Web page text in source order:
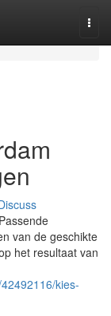
van de geschikte
het resultaat van
kies-